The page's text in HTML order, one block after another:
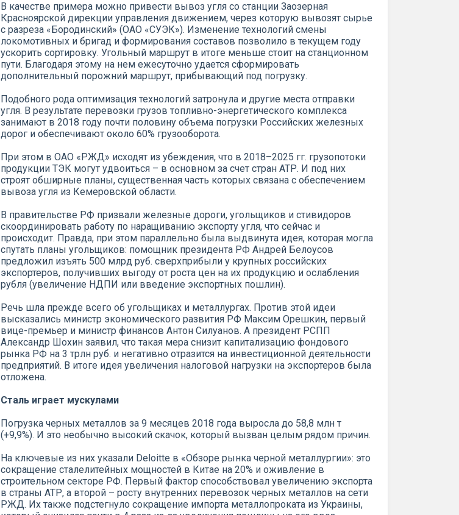
В качестве примера можно привести вывоз угля со станции Заозерная
Красноярской дирекции управления движением, через которую вывозят сырье
с разреза «Бородинский» (ОАО «СУЭК»). Изменение технологий смены
локомотивных и бригад и формирования составов позволило в текущем году
ускорить сортировку. Угольный маршрут в итоге меньше стоит на станционном
пути. Благодаря этому на нем ежесуточно удается сформировать
дополнительный порожний маршрут, прибывающий под погрузку.
Подобного рода оптимизация технологий затронула и другие места отправки
угля. В результате перевозки грузов топливно-энергетического комплекса
занимают в 2018 году почти половину объема погрузки Российских железных
дорог и обеспечивают около 60% грузооборота.
При этом в ОАО «РЖД» исходят из убеждения, что в 2018–2025 гг. грузопотоки
продукции ТЭК могут удвоиться – в основном за счет стран АТР. И под них
строят обширные планы, существенная часть которых связана с обеспечением
вывоза угля из Кемеровской области.
В правительстве РФ призвали железные дороги, угольщиков и стивидоров
скоординировать работу по наращиванию экспорту угля, что сейчас и
происходит. Правда, при этом параллельно была выдвинута идея, которая могла
спутать планы угольщиков: помощник президента РФ Андрей Белоусов
предложил изъять 500 млрд руб. сверхприбыли у крупных российских
экспортеров, получивших выгоду от роста цен на их продукцию и ослабления
рубля (увеличение НДПИ или введение экспортных пошлин).
Речь шла прежде всего об угольщиках и металлургах. Против этой идеи
высказались министр экономического развития РФ Максим Орешкин, первый
вице-премьер и министр финансов Антон Силуанов. А президент РСПП
Александр Шохин заявил, что такая мера снизит капитализацию фондового
рынка РФ на 3 трлн руб. и негативно отразится на инвестиционной деятельности
предприятий. В итоге идея увеличения налоговой нагрузки на экспортеров была
отложена.
Сталь играет мускулами
Погрузка черных металлов за 9 месяцев 2018 года выросла до 58,8 млн т
(+9,9%). И это необычно высокий скачок, который вызван целым рядом причин.
На ключевые из них указали Deloitte в «Обзоре рынка черной металлургии»: это
сокращение сталелитейных мощностей в Китае на 20% и оживление в
строительном секторе РФ. Первый фактор способствовал увеличению экспорта
в страны АТР, а второй – росту внутренних перевозок черных металлов на сети
РЖД. Их также подстегнуло сокращение импорта металлопроката из Украины,